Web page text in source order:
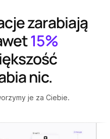
zarabiają
15%
nic.
je za Ciebie.